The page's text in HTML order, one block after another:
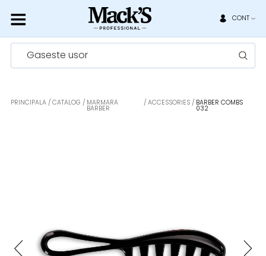
CONT
Gaseste usor
PRINCIPALA CATALOG MARMARA
BARBER
ACCESSORIES BARBER COMBS
032